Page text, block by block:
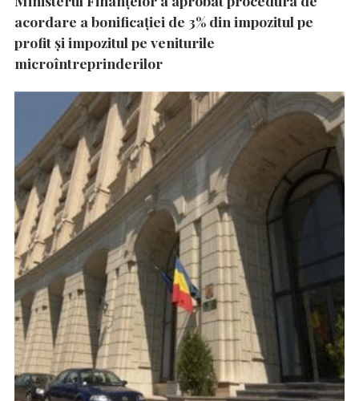
acordare a bonificației de 3% din impozitul pe
profit și impozitul pe veniturile
microîntreprinderilor